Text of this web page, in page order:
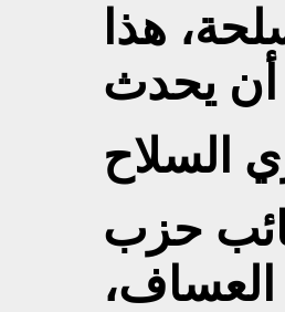
هذا
السلاح
حزب
العساف،